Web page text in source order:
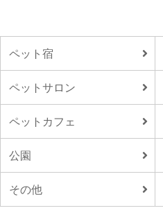
ペット宿
ペットサロン
ペットカフェ
公園
その他